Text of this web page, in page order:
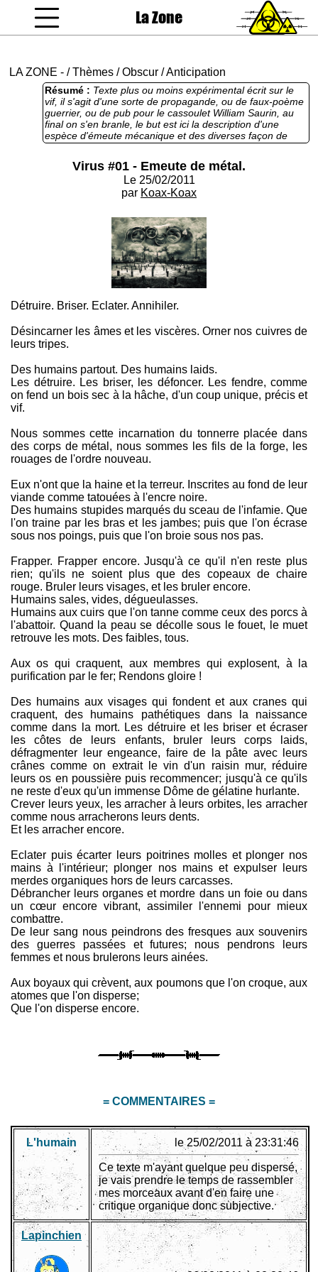
La Zone
LA ZONE - /Thèmes /Obscur /Anticipation
Résumé : Texte plus ou moins expérimental écrit sur le
vif, il s'agit d'une sorte de propagande, ou de faux-poème
guerrier, ou de pub pour le cassoulet William Saurin, au
final on s'en branle, le but est ici la description d'une
espèce d'émeute mécanique et des diverses façon de
mettre à mal l'espèce humaine. L'ensemble tiens
finalement plus du crash-test que d'un bout de narration
définitif.Virus #01 - Emeute de métal.
Le 25/02/2011
par Koax-Koax
Détruire. Briser. Eclater. Annihiler.
Désincarner les âmes et les viscères. Orner nos cuivres de
leurs tripes.
Des humains partout. Des humains laids.
Les détruire. Les briser, les défoncer. Les fendre, comme
on fend un bois sec à la hâche, d'un coup unique, précis et
vif.
Nous sommes cette incarnation du tonnerre placée dans
des corps de métal, nous sommes les fils de la forge, les
rouages de l'ordre nouveau.
Eux n'ont que la haine et la terreur. Inscrites au fond de leur
viande comme tatouées à l'encre noire.
Des humains stupides marqués du sceau de l'infamie. Que
l'on traine par les bras et les jambes; puis que l'on écrase
sous nos poings, puis que l'on broie sous nos pas.
Frapper. Frapper encore. Jusqu'à ce qu'il n'en reste plus
rien; qu'ils ne soient plus que des copeaux de chaire
rouge. Bruler leurs visages, et les bruler encore.
Humains sales, vides, dégueulasses.
Humains aux cuirs que l'on tanne comme ceux des porcs à
l'abattoir. Quand la peau se décolle sous le fouet, le muet
retrouve les mots. Des faibles, tous.
Aux os qui craquent, aux membres qui explosent, à la
purification par le fer; Rendons gloire !
Des humains aux visages qui fondent et aux cranes qui
craquent, des humains pathétiques dans la naissance
comme dans la mort. Les détruire et les briser et écraser
les côtes de leurs enfants, bruler leurs corps laids,
défragmenter leur engeance, faire de la pâte avec leurs
crânes comme on extrait le vin d'un raisin mur, réduire
leurs os en poussière puis recommencer; jusqu'à ce qu'ils
ne reste d'eux qu'un immense Dôme de gélatine hurlante.
Crever leurs yeux, les arracher à leurs orbites, les arracher
comme nous arracherons leurs dents.
Et les arracher encore.
Eclater puis écarter leurs poitrines molles et plonger nos
mains à l'intérieur; plonger nos mains et expulser leurs
merdes organiques hors de leurs carcasses.
Débrancher leurs organes et mordre dans un foie ou dans
un cœur encore vibrant, assimiler l'ennemi pour mieux
combattre.
De leur sang nous peindrons des fresques aux souvenirs
des guerres passées et futures; nous pendrons leurs
femmes et nous brulerons leurs ainées.
Aux boyaux qui crèvent, aux poumons que l'on croque, aux
atomes que l'on disperse;
Que l'on disperse encore.
= COMMENTAIRES =
L'humain le 25/02/2011 à 23:31:46
Ce texte m'ayant quelque peu dispersé,
je vais prendre le temps de rassembler
mes morceaux avant d'en faire une
critique organique donc subjective.
Lapinchien